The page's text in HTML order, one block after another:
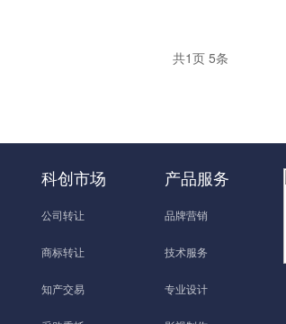
共1页 5条
科创市场
公司转让
商标转让
知产交易
产品服务
品牌营销
技术服务
专业设计